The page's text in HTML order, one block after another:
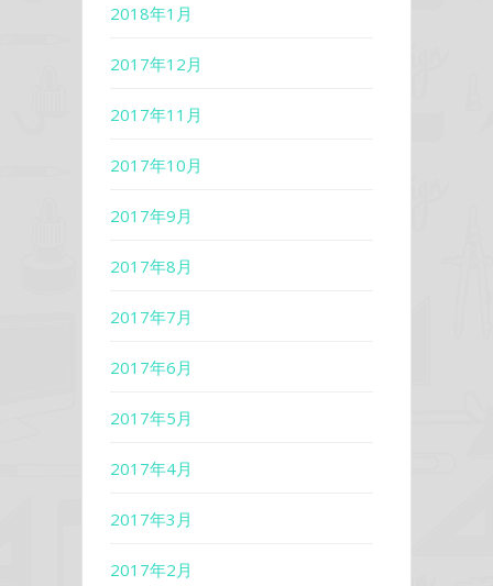
2018年1月
2017年12月
2017年11月
2017年10月
2017年9月
2017年8月
2017年7月
2017年6月
2017年5月
2017年4月
2017年3月
2017年2月